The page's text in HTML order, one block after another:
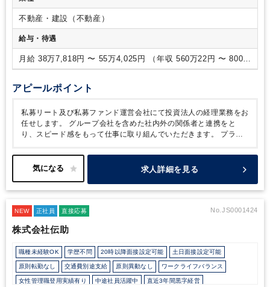
不動産・建設（不動産）
給与・待遇
月給 38万7,818円 〜 55万4,025円 （年収 560万22円 〜 800万
22円）
アピールポイント
私募リート及び私募ファンド運営会社にて投資法人の経理業務をお
任せします。
グループ会社を含めた社内外の関係者と連携をと
り、スピード感をもって仕事に取り組んでいただきます。
プライ
法人経理やライセンス管理に関わる仕事からスタートいただき、
将来的には財務の資金調達やIR業務等へキャリアアップいただく
てスキルアップしてもらえます！
求人詳細を見る
NEW 正社員 直接応募 No.JS0001424
株式会社伝助
職種未経験OK 学歴不問 20時以降面接設定可能 土日面接設定可能
原則転勤なし 交通費別途支給 原則異動なし ワークライフバランス
女性管理職登用実績有り 中途社員活躍中 直近3年間黒字経営